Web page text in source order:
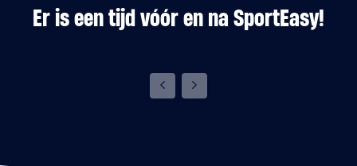
Er is een tijd vóór en na SportEasy!